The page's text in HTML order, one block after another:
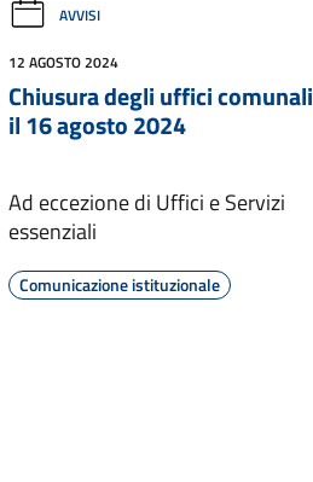
AVVISI
12 AGOSTO 2024
Chiusura degli uffici comunali
il 16 agosto 2024
Ad eccezione di Uffici e Servizi
essenziali
Comunicazione istituzionale